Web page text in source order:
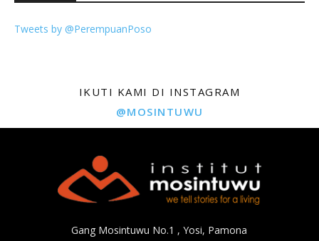
Tweets by @PerempuanPoso
IKUTI KAMI DI INSTAGRAM
@MOSINTUWU
Gang Mosintuwu No.1 , Yosi, Pamona